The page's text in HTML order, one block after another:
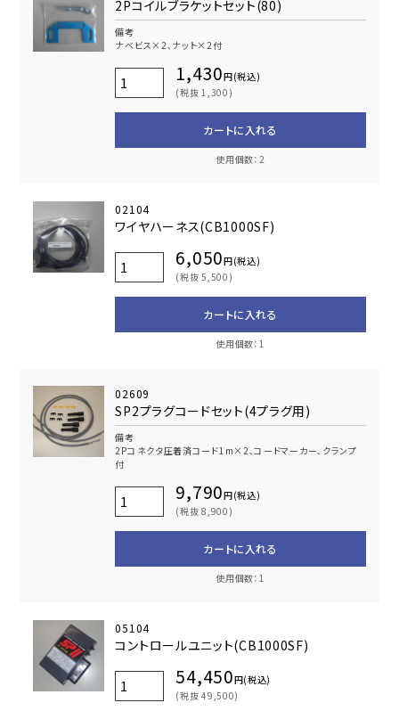
2Pコイルブラケットセット(80)
備考
ナベビス×2､ナット×2付
1,430円(税込)
(税抜 1,300)
カートに入れる
使用個数：2
02104
ワイヤハーネス(CB1000SF)
6,050円(税込)
(税抜 5,500)
カートに入れる
使用個数：1
02609
SP2プラグコードセット(4プラグ用)
備考
2Pコネクタ圧着済コード1m×2､コードマーカー､クランプ
付
9,790円(税込)
(税抜 8,900)
カートに入れる
使用個数：1
05104
コントロールユニット(CB1000SF)
54,450円(税込)
(税抜 49,500)